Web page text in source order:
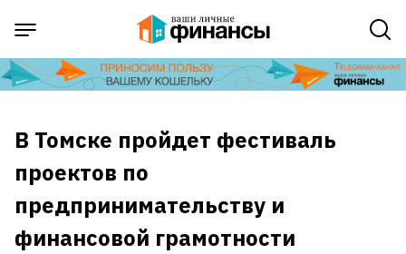
В Томске пройдет фестиваль
проектов по
предпринимательству и
финансовой грамотности